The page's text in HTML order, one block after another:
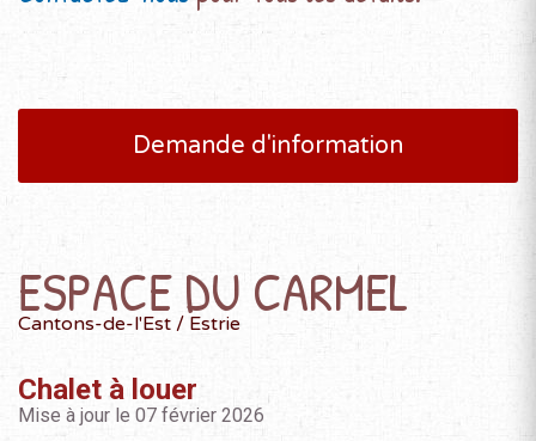
Demande d'information
ESPACE DU CARMEL
Cantons-de-l'Est / Estrie
Chalet à louer
Mise à jour le 07 février 2026